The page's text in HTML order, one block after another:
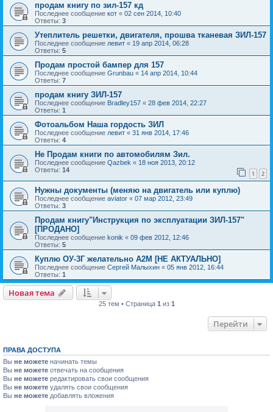
продам книгу по зил-157 кд
Последнее сообщение кот « 02 сен 2014, 10:40
Ответы: 3
Утеплитель решетки, двигателя, прошва тканевая ЗИЛ-157
Последнее сообщение левит « 19 апр 2014, 06:28
Ответы: 5
Продам простой бампер для 157
Последнее сообщение Grunbau « 14 апр 2014, 10:44
Ответы: 7
продам книгу ЗИЛ-157
Последнее сообщение Bradley157 « 28 фев 2014, 22:27
Ответы: 1
Фотоальбом Наша гордость ЗИЛ
Последнее сообщение левит « 31 янв 2014, 17:46
Ответы: 4
Не Продам книги по автомобилям Зил.
Последнее сообщение Qazbek « 18 ноя 2013, 20:12
Ответы: 14 1 2
Нужны документы (меняю на двигатель или куплю)
Последнее сообщение aviator « 07 мар 2012, 23:49
Ответы: 3
Продам книгу"Инструкция по эксплуатации ЗИЛ-157"
[ПРОДАНО]
Последнее сообщение konik « 09 фев 2012, 12:46
Ответы: 5
Куплю ОУ-3Г желательно А2М [НЕ АКТУАЛЬНО]
Последнее сообщение Сергей Малыхин « 05 янв 2012, 16:44
Ответы: 1
Новая тема
25 тем • Страница 1 из 1
Перейти
ПРАВА ДОСТУПА
Вы не можете начинать темы
Вы не можете отвечать на сообщения
Вы не можете редактировать свои сообщения
Вы не можете удалять свои сообщения
Вы не можете добавлять вложения